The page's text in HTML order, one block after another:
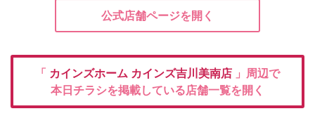
公式店舗ページを開く
「 カインズホーム カインズ吉川美南店 」周辺で
本日チラシを掲載している店舗一覧を開く